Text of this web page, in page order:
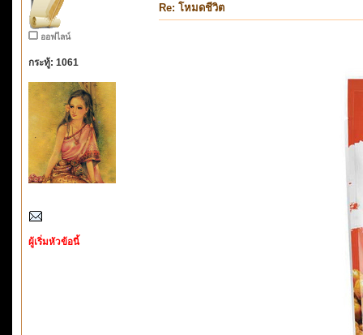
ออฟไลน์
กระทู้: 1061
ผู้เริ่มหัวข้อนี้
Re: โหมดชีวิต